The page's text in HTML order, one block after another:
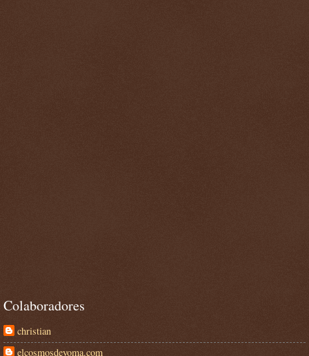
Colaboradores
christian
elcosmosdeyoma.com